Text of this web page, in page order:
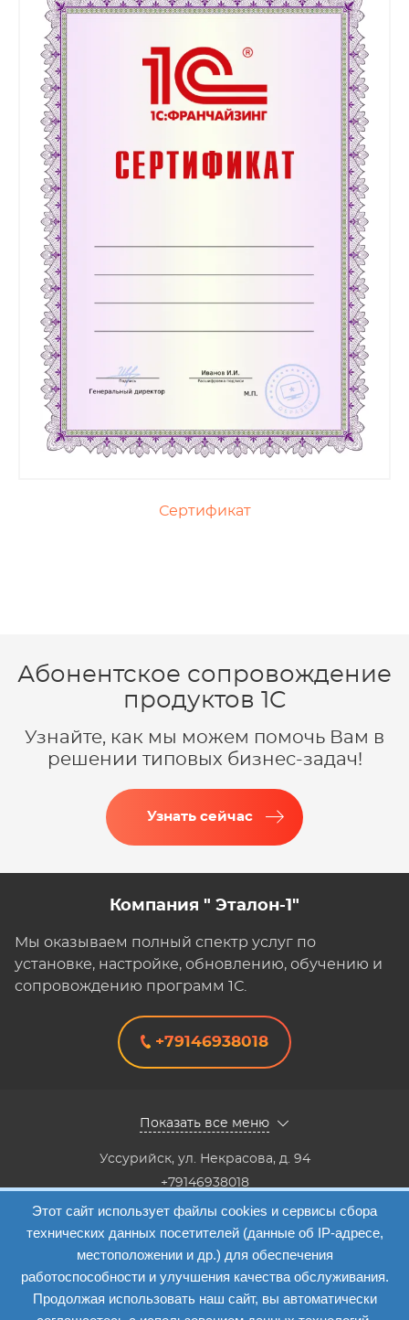
Этот сайт использует файлы cookies и сервисы сбора
технических данных посетителей (данные об IP-адресе,
местоположении и др.) для обеспечения
работоспособности и улучшения качества обслуживания.
Продолжая использовать наш сайт, вы автоматически
Сертификат
Абонентское сопровождение
продуктов 1C
Узнайте, как мы можем помочь Вам в
решении типовых бизнес-задач!
Узнать сейчас
Компания " Эталон-1"
Мы оказываем полный спектр услуг по
установке, настройке, обновлению, обучению и
сопровождению программ 1С.
+79146938018
Показать все меню
Уссурийск, ул. Некрасова, д. 94
+79146938018
8(4234) 333-147, 8(4234) 333-818,8(4234) 38-40-20,8(4234)